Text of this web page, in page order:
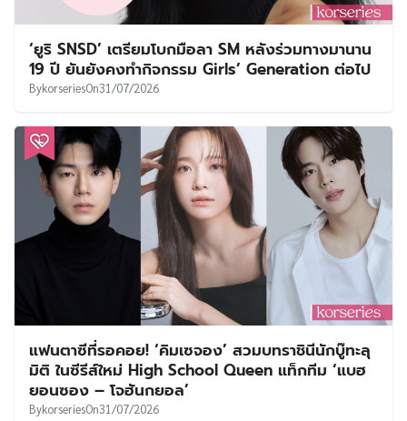
‘ยูริ SNSD’ เตรียมโบกมือลา SM หลังร่วมทางมานาน
19 ปี ยันยังคงทำกิจกรรม Girls’ Generation ต่อไป
BykorseriesOn31/07/2026
แฟนตาซีที่รอคอย! ‘คิมเซจอง’ สวมบทราชินีนักบู๊ทะลุ
มิติ ในซีรีส์ใหม่ High School Queen แท็กทีม ‘แบฮ
ยอนซอง – โจฮันกยอล’
BykorseriesOn31/07/2026